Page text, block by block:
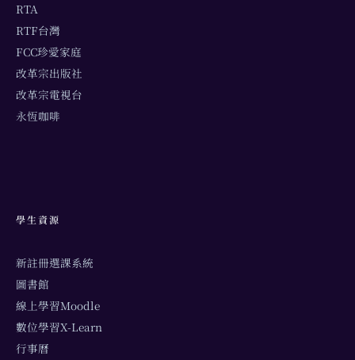
RTA
RTF台灣
FCC珍愛家庭
改革宗出版社
改革宗電視台
永恆咖啡
學生資源
新註冊選課系統
圖書館
線上學習Moodle
數位學習X-Learn
行事曆